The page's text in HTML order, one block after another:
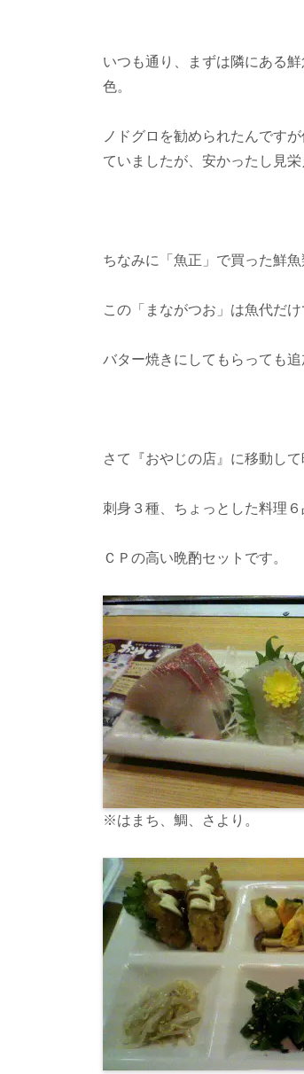
いつも通り、まずは隣にある
色。
ノドグロを勧められたんです
ていましたが、安かったし見
ちなみに「魚正」で買った鮮
この「まながつお」は魚代だけ
バター焼きにしてもらっても追
さて『おやじの店』に移動して
刺身３種、ちょっとした料理
ＣＰの高い晩酌セットです。
※はまち、鯛、さより。